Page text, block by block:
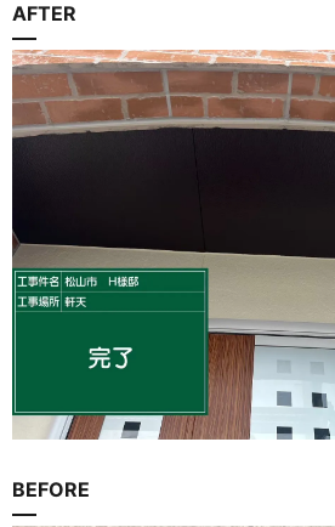
AFTER
BEFORE